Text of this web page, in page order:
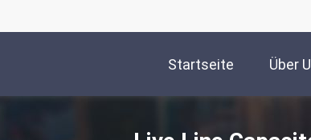
Startseite Über